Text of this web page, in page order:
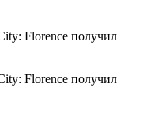
Florence получил
Florence получил